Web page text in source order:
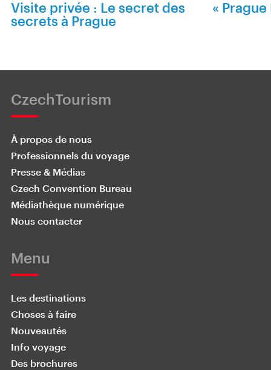
Visite privée : Le secret des
secrets à Prague
« Prague
CzechTourism
À propos de nous
Professionnels du voyage
Presse & Médias
Czech Convention Bureau
Médiathèque numérique
Nous contacter
Menu
Les destinations
Choses à faire
Nouveautés
Info voyage
Des brochures